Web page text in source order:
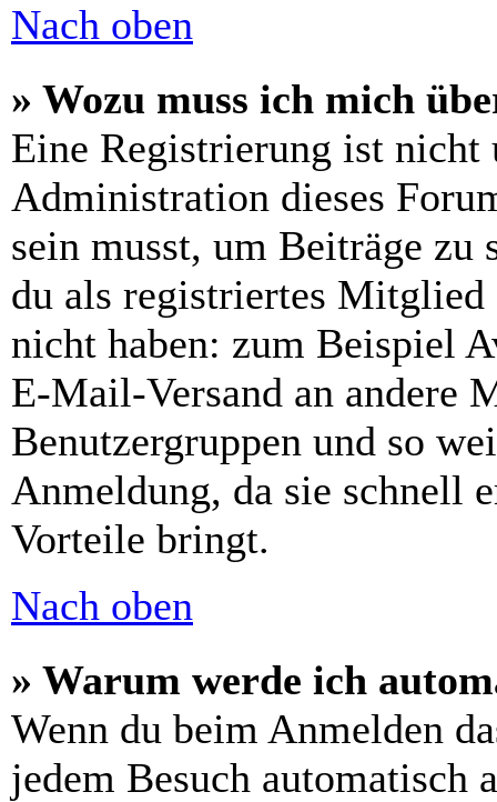
Nach oben
» Wozu muss ich mich
Eine Registrierung ist
Administration dieses
sein musst, um Beiträge
du als registriertes Mitglied
nicht haben: zum Beispiel
E-Mail-Versand an andere
Benutzergruppen und so
Anmeldung, da sie schnell
Vorteile bringt.
Nach oben
» Warum werde ich
Wenn du beim Anmelden
jedem Besuch automatisch